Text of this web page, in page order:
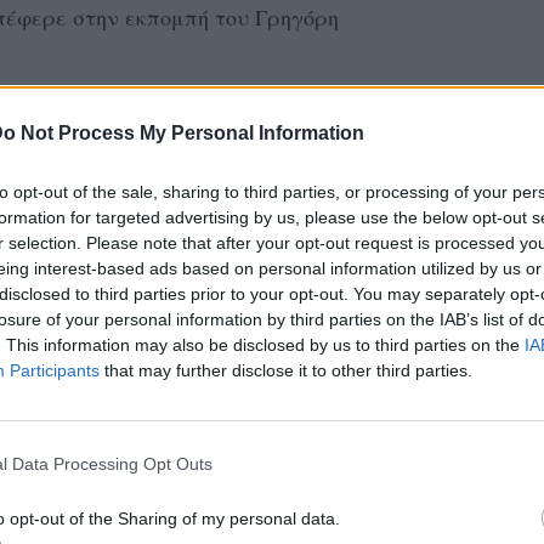
Not Process My Personal Information
opt-out of the sale, sharing to third parties, or processing of your
for targeted advertising by us, please use the below opt-out
selection. Please note that after your opt-out request is processed
interest-based ads based on personal information utilized by us
to third parties prior to your opt-out. You may separately
of your personal information by third parties on the IAB’s list of
This information may also be disclosed by us to third parties on the
Participants that may further disclose it to other third parties.
Data Processing Opt Outs
opt-out of the Sharing of my personal data.
στην εκπομπή του Γρηγόρη
με αυτά που είπα; Είπα ότι υπέφερα,
τον Γιώργο Λιάγκα, δεν μπορώ να τον
γιατί παίρνουν το τόσο και το
είπα το ότι υπέφερα, τι το παίρνεις και
δουλειά να κάνεις; Θες να σου δώσω
σου», είπε αρχικά η Super Κική.
για μένα. Διαβάζω βέβαια τα